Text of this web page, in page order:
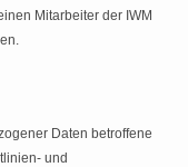
Mitarbeiter der IWM
Daten betroffene
und